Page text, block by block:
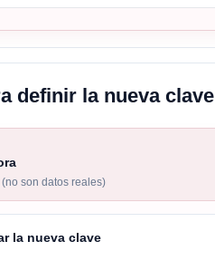
definir la nueva clave
(no son datos reales)
la nueva clave